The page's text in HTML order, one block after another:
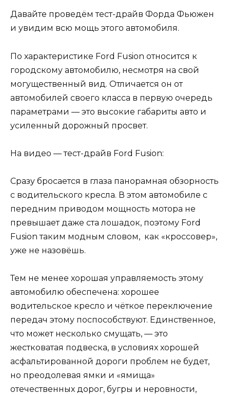
Давайте проведём тест-драйв Форда Фьюжен
и увидим всю мощь этого автомобиля.
По характеристике Ford Fusion относится к
городскому автомобилю, несмотря на свой
могущественный вид. Отличается он от
автомобилей своего класса в первую очередь
параметрами — это высокие габариты авто и
усиленный дорожный просвет.
На видео — тест-драйв Ford Fusion:
Сразу бросается в глаза панорамная обзорность
с водительского кресла. В этом автомобиле с
передним приводом мощность мотора не
превышает даже ста лошадок, поэтому Ford
Fusion таким модным словом, как «кроссовер»,
уже не назовёшь.
Тем не менее хорошая управляемость этому
автомобилю обеспечена: хорошее
водительское кресло и чёткое переключение
передач этому поспособствуют. Единственное,
что может несколько смущать, — это
жестковатая подвеска, в условиях хорошей
асфальтированной дороги проблем не будет,
но преодолевая ямки и «ямища»
отечественных дорог, бугры и неровности,